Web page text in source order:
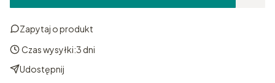
Zapytaj o produkt
Czas wysyłki:3 dni
Udostępnij